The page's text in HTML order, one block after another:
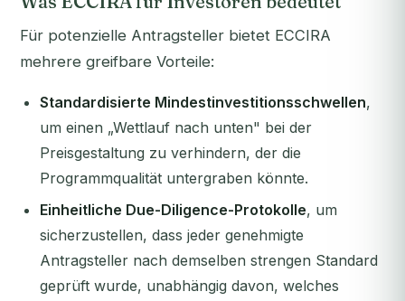
Für potenzielle Antragsteller bietet ECCIRA
mehrere greifbare Vorteile:
Standardisierte Mindestinvestitionsschwellen,
um einen „Wettlauf nach unten" bei der
Preisgestaltung zu verhindern, der die
Programmqualität untergraben könnte.
Einheitliche Due-Diligence-Protokolle, um
sicherzustellen, dass jeder genehmigte
Antragsteller nach demselben strengen Standard
geprüft wurde, unabhängig davon, welches